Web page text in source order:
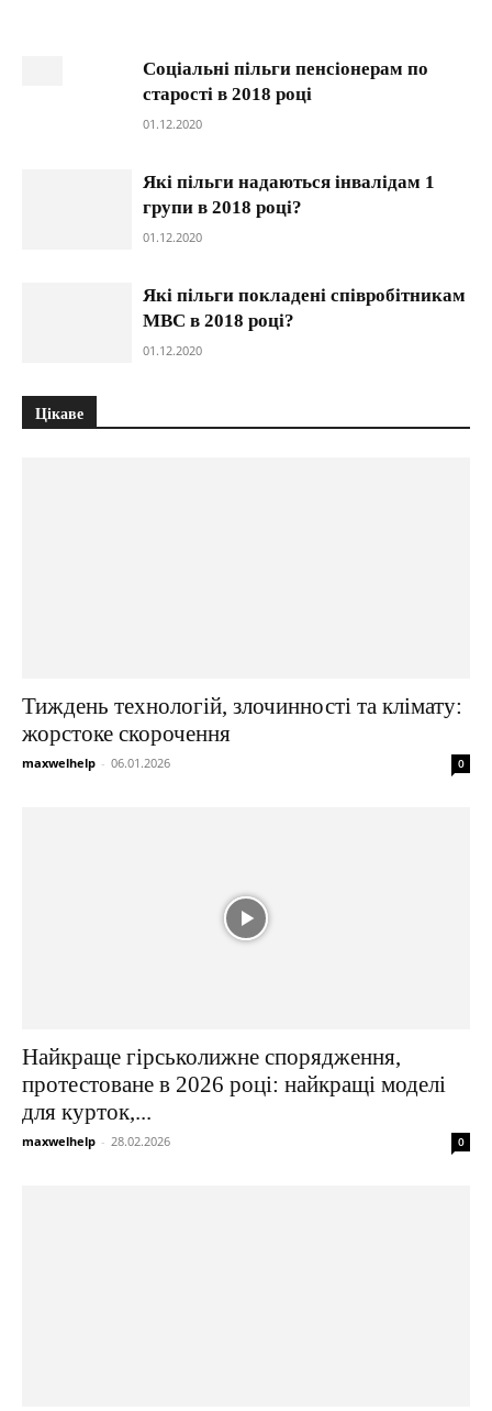
Соціальні пільги пенсіонерам по
старості в 2018 році
01.12.2020
Які пільги надаються інвалідам 1
групи в 2018 році?
01.12.2020
Які пільги покладені співробітникам
МВС в 2018 році?
01.12.2020
Цікаве
Тиждень технологій, злочинності та клімату:
жорстоке скорочення
maxwelhelp - 06.01.2026 0
Найкраще гірськолижне спорядження,
протестоване в 2026 році: найкращі моделі
для курток,...
maxwelhelp - 28.02.2026 0